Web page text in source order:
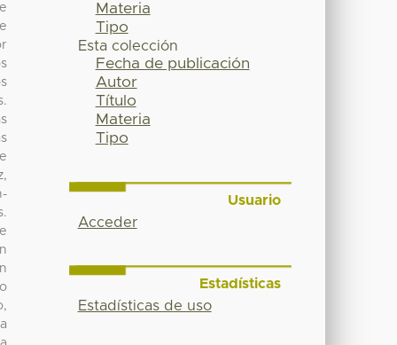
Materia
Tipo
Esta colección
Fecha de publicación
Autor
Título
Materia
Tipo
Usuario
Acceder
Estadísticas
Estadísticas de uso